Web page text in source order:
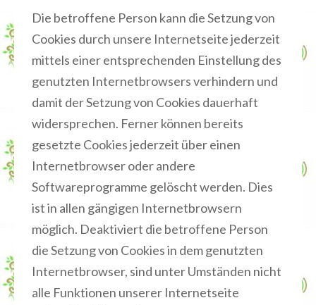
Die betroffene Person kann die Setzung von
Cookies durch unsere Internetseite jederzeit
mittels einer entsprechenden Einstellung des
genutzten Internetbrowsers verhindern und
damit der Setzung von Cookies dauerhaft
widersprechen. Ferner können bereits
gesetzte Cookies jederzeit über einen
Internetbrowser oder andere
Softwareprogramme gelöscht werden. Dies
ist in allen gängigen Internetbrowsern
möglich. Deaktiviert die betroffene Person
die Setzung von Cookies in dem genutzten
Internetbrowser, sind unter Umständen nicht
alle Funktionen unserer Internetseite